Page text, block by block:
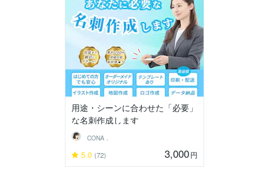
用途・シーンに合わせた「必要」
な名刺作成します
CONA．
5.0 (72) 3,000円